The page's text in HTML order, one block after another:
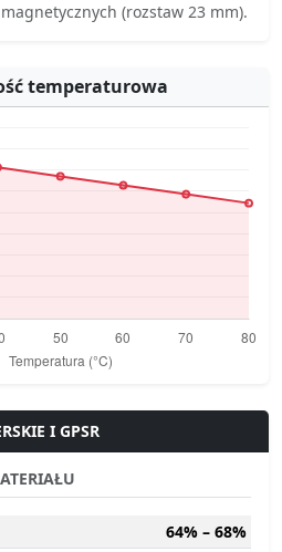
(rozstaw 23 mm).
temperaturowa
I GPSR
64% – 68%